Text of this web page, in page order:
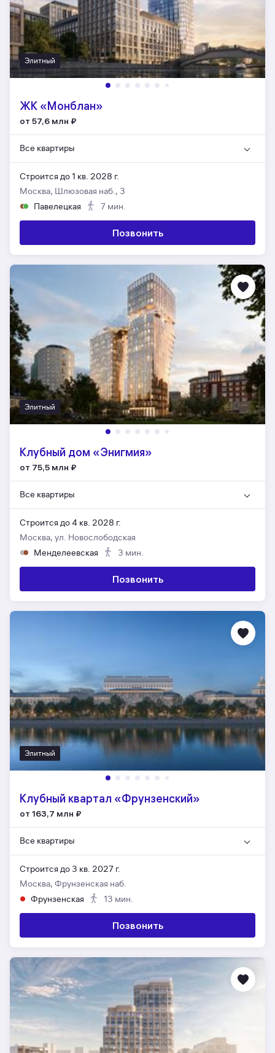
Элитный
ЖК «Монблан»
от 57,6 млн ₽
Все квартиры
Строится до 1 кв. 2028 г.
Москва, Шлюзовая наб., 3
Павелецкая
7 мин.
Позвонить
Элитный
Клубный дом «Энигмия»
от 75,5 млн ₽
Все квартиры
Строится до 4 кв. 2028 г.
Москва, ул. Новослободская
Менделеевская
3 мин.
Позвонить
Элитный
Клубный квартал «Фрунзенский»
от 163,7 млн ₽
Все квартиры
Строится до 3 кв. 2027 г.
Москва, Фрунзенская наб.
Фрунзенская
13 мин.
Позвонить